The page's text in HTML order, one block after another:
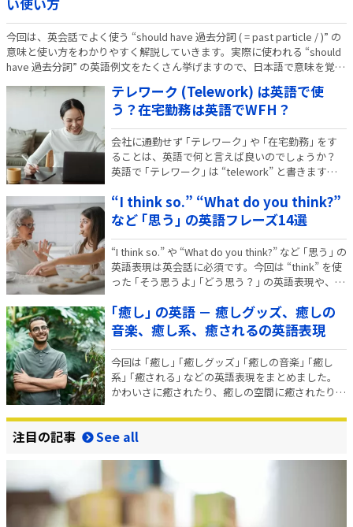
今回は、英会話でよく使う “should have 過去分詞 ( = past particle / )” の
意味と使い方をわかりやすく解説していきます。実際に使われる “should
have 過去分詞” の英語例文をたくさん挙げますので、日本語で意味を覚え
テレワーク (Telework) は英語で使
う？在宅勤務は英語でWFH？
会社に通勤せず ｢テレワーク｣ や ｢在宅勤務｣ をす
ることは、英語で何と言えば良いのでしょうか？
英語で ｢テレワーク｣ は “telework” と書きます
りますよね。 そこで今回は、ネイティブの使う ｢テ
レワーク｣ や ｢在宅勤…
“I think so.” “What do you think?”
など ｢思う｣ の英語フレーズ14選
“I think so.” や “What do you think?” など ｢思う｣ の
英語表現は英会話に必須です。今回は “think” を使
った ｢そう思うよ｣ ｢どう思う？｣ の英語表現や、
フレーズを厳選して紹介し、各…
｢癒し｣ の英語 － 癒しグッズ、癒しの
音楽、癒し系、癒されるの英語表現
今回は ｢癒し｣ ｢癒しグッズ｣ ｢癒しの音楽｣ ｢癒し
系｣ ｢癒される｣ などの英語表現をまとめました。
かわいさに癒されたり、癒しの空間に癒されたり、
す。そんな日本語の ｢癒し｣ を英語で表現してみま
しょう！ 目次 ｢癒し｣ の英…
注目の記事